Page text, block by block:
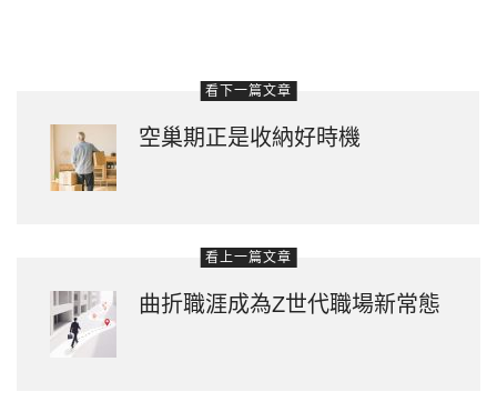
看下一篇文章
空巢期正是收納好時機
看上一篇文章
曲折職涯成為Z世代職場新常態